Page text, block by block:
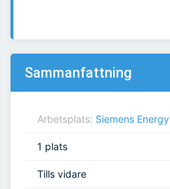
Sammanfattning
Arbetsplats: Siemens Energy
1 plats
Tills vidare